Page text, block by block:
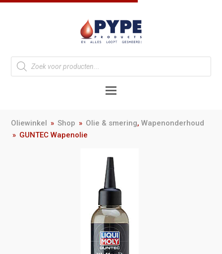
Oliewinkel » Shop » Olie & smering,Wapenonderhoud
» GUNTEC Wapenolie